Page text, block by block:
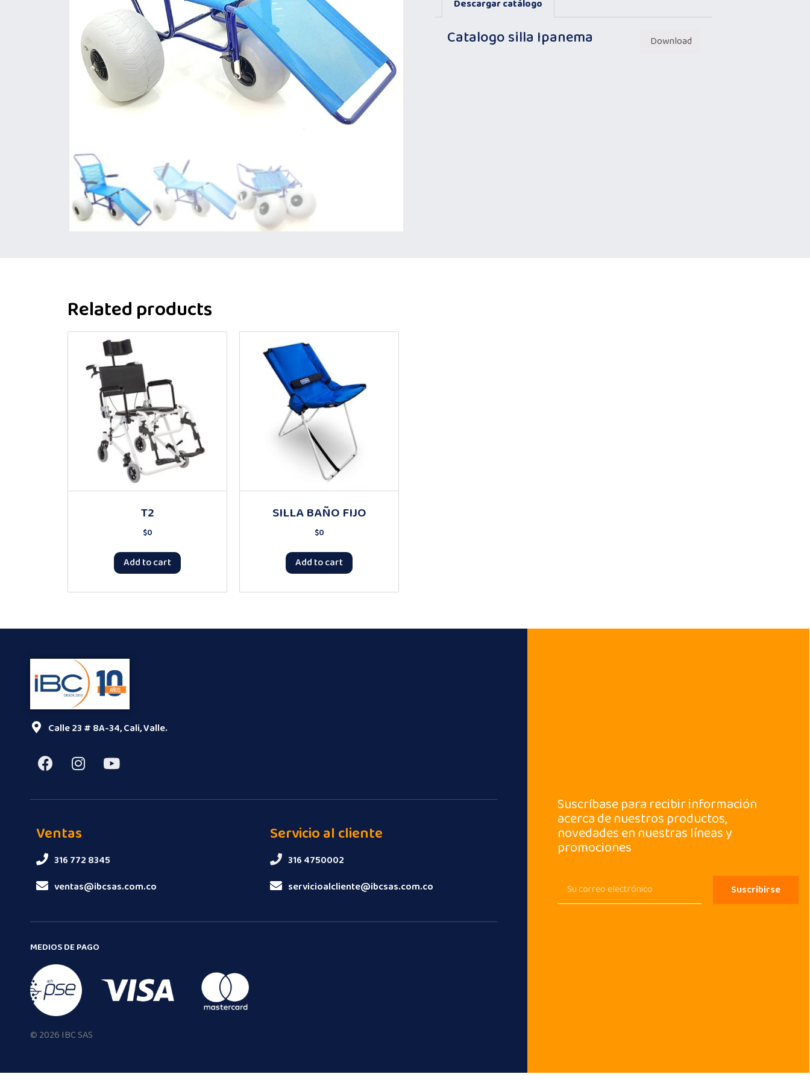
Descargar catálogo
Catalogo silla Ipanema Download
Related products
T2
$0
Add to cart
SILLA BAÑO FIJO
$0
Add to cart
Calle 23 # 8A-34, Cali, Valle.
Ventas
316 772 8345
ventas@ibcsas.com.co
Servicio al cliente
316 4750002
servicioalcliente@ibcsas.com.co
MEDIOS DE PAGO
© 2026 IBC SAS
Suscríbase para recibir información
acerca de nuestros productos,
novedades en nuestras líneas y
promociones
Suscribirse